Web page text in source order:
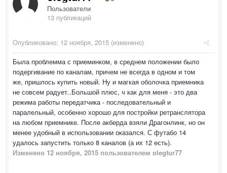
Пользователи
13 публикаций
Опубликовано: 12 ноября, 2015 (изменено)
Была проблемма с приеминком, в среднем положении было
подергивание по каналам, причем не всегда в одном и том
же, пришлось купить новый. Ну и магкая оболочка приемника
не совсем радует..Большой плюс, ч как для меня - это два
режима работы передатчика - последовательный и
паралельный, особенно хорошо для постройки ретранслятора
на любом приемнике. После акберда взяли Драгонлинк, но он
менее удобный в использовании оказался. С футабо 14
удалось запустить только 8 каналов (а их 12 есть).
Изменено 12 ноября, 2015 пользователем olegtur77